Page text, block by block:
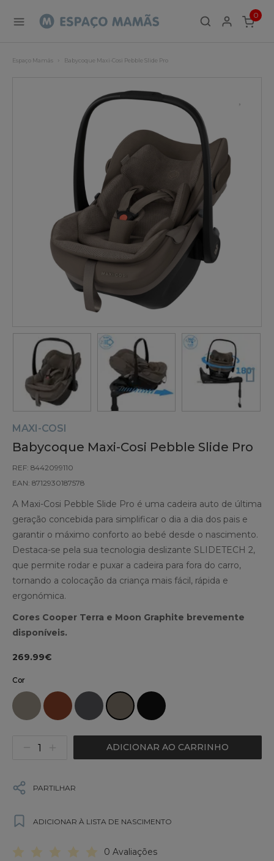
0
ITEMS
Espaço Mamãs Babycoque Maxi-Cosi Pebble Slide Pro
MAXI-COSI
Babycoque Maxi-Cosi Pebble Slide Pro
REF: 8442099110
EAN: 8712930187578
A Maxi-Cosi Pebble Slide Pro é uma cadeira auto de última
geração concebida para simplificar o dia a dia dos pais e
garantir o máximo conforto ao bebé desde o nascimento.
Destaca-se pela sua tecnologia deslizante SLIDETECH 2,
que permite rodar e puxar a cadeira para fora do carro,
tornando a colocação da criança mais fácil, rápida e
ergonómica.
Cores Cooper Terra e Moon Graphite brevemente
disponíveis.
269.99€
Cor
ADICIONAR AO CARRINHO
PARTILHAR
ADICIONAR À LISTA DE NASCIMENTO
0 Avaliações